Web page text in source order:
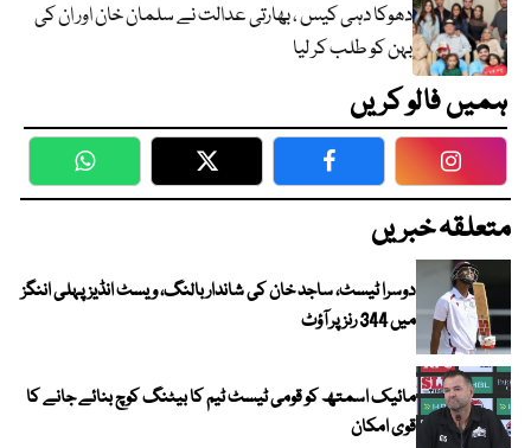
دھوکا دہی کیس ، بھارتی عدالت نے سلمان خان اور ان کی
بہن کو طلب کر لیا
ہمیں فالو کریں
WhatsApp Twitter Facebook
متعلقہ خبریں
دوسرا ٹیسٹ، ساجد خان کی شاندار بالنگ، ویسٹ انڈیز پہلی اننگز
میں 344 رنز پر آؤٹ
مائیک اسمتھ کو قومی ٹیسٹ ٹیم کا بیٹنگ کوچ بنائے جانے کا
قوی امکان